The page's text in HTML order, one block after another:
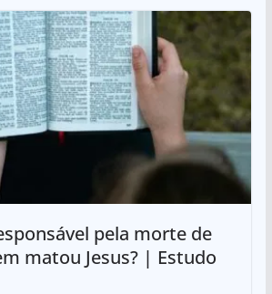
pela morte de
matou Jesus? | Estudo